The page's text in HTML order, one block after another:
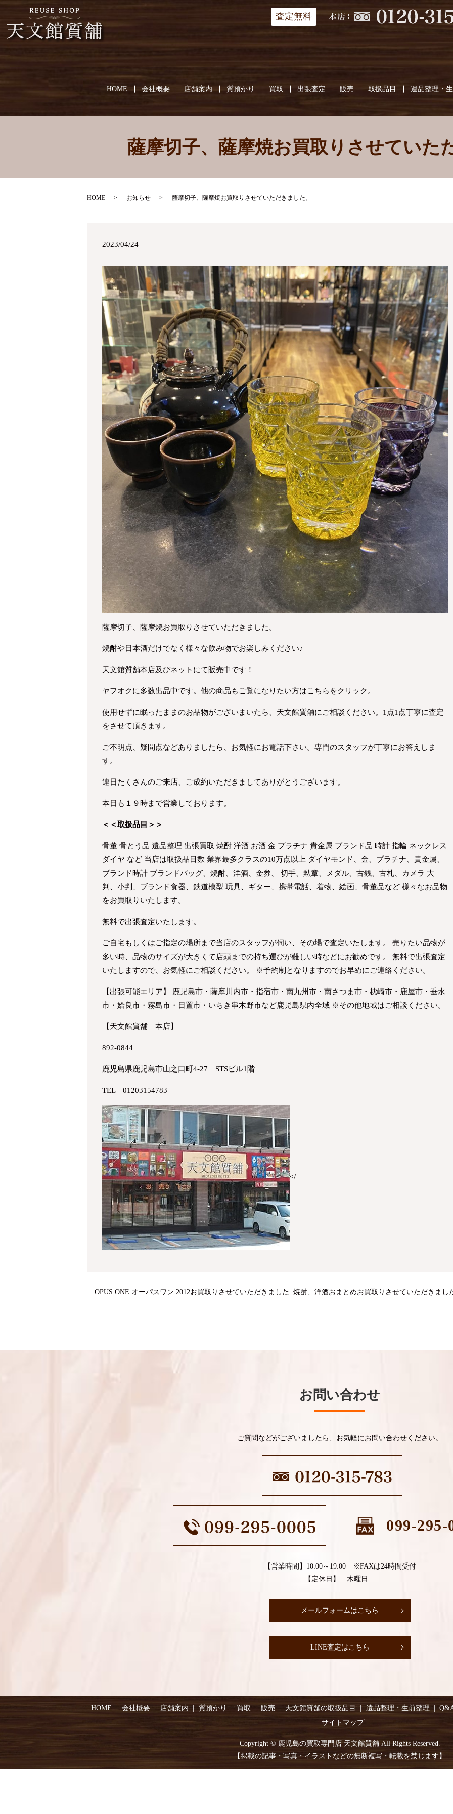
HOME 会社概要 店舗案内 質預かり 買取 出張査定 販売 取扱品目 遺品整理・
査定無料
薩摩切子、薩摩焼お買取りさせていた
HOME お知らせ 薩摩切子、薩摩焼お買取りさせていただきました。
2023/04/24
薩摩切子、薩摩焼お買取りさせていただきました。
焼酎や日本酒だけでなく様々な飲み物でお楽しみください♪
天文館質舗本店及びネットにて販売中です！
ヤフオクに多数出品中です。他の商品もご覧になりたい方はこちらをクリック。
使用せずに眠ったままのお品物がございまいたら、天文館質舗にご相談ください。1点1点丁寧に査定
をさせて頂きます。
ご不明点、疑問点などありましたら、お気軽にお電話下さい。専門のスタッフが丁寧にお答えしま
す。
連日たくさんのご来店、ご成約いただきましてありがとうございます。
本日も１９時まで営業しております。
＜＜取扱品目＞＞
骨董 骨とう品 遺品整理 出張買取 焼酎 洋酒 お酒 金 プラチナ 貴金属 ブランド品 時計 指輪 ネックレス
ダイヤ など 当店は取扱品目数 業界最多クラスの10万点以上 ダイヤモンド、金、プラチナ、貴金属、
ブランド時計 ブランドバッグ、焼酎、洋酒、金券、 切手、勲章、メダル、古銭、古札、カメラ 大
判、小判、ブランド食器、鉄道模型 玩具、ギター、携帯電話、着物、絵画、骨董品など 様々なお品物
をお買取りいたします。
無料で出張査定いたします。
ご自宅もしくはご指定の場所まで当店のスタッフが伺い、その場で査定いたします。 売りたい品物が
多い時、品物のサイズが大きくて店頭までの持ち運びが難しい時などにお勧めです。 無料で出張査定
いたしますので、お気軽にご相談ください。 ※予約制となりますのでお早めにご連絡ください。
【出張可能エリア】 鹿児島市・薩摩川内市・指宿市・南九州市・南さつま市・枕崎市・鹿屋市・垂水
市・姶良市・霧島市・日置市・いちき串木野市など鹿児島県内全域 ※その他地域はご相談ください。
【天文館質舗 本店】
892-0844
鹿児島県鹿児島市山之口町4-27 STSビル1階
TEL 01203154783
</
OPUS ONE オーパスワン 2012お買取りさせていただきました 焼酎、洋酒おまとめお買取りさせていただきまし
お問い合わせ
ご質問などがございましたら、お気軽にお問い合わせください。
099-295-
【営業時間】10:00～19:00 ※FAXは24時間受付
【定休日】 木曜日
メールフォームはこちら
LINE査定はこちら
HOME 会社概要 店舗案内 質預かり 買取 販売 天文館質舗の取扱品目 遺品整理・生前整理
サイトマップ
Copyright © 鹿児島の買取専門店 天文館質舗 All Rights Reserved.
【掲載の記事・写真・イラストなどの無断複写・転載を禁じます】